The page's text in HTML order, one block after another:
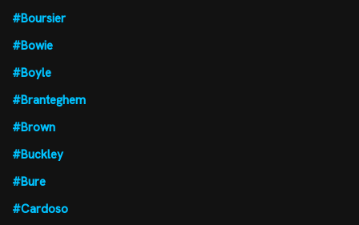
#Boursier
#Bowie
#Boyle
#Branteghem
#Brown
#Buckley
#Bure
#Cardoso